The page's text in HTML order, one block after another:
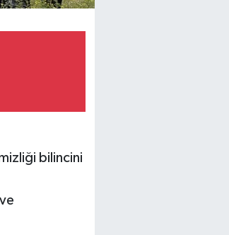
bilincini